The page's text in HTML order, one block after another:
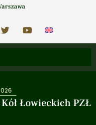
Łowieckich PZŁ